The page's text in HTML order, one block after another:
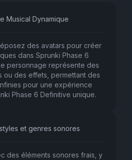
Musical Dynamique
des avatars pour créer
dans Sprunki Phase 6
personnage représente des
ou des effets, permettant des
pour une expérience
Phase 6 Definitive unique.
et genres sonores
des éléments sonores frais, y